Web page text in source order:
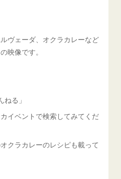
ヴェーダ、オクラカレーなど
映像です。
ねる」
イベントで検索してみてくだ
クラカレーのレシピも載って